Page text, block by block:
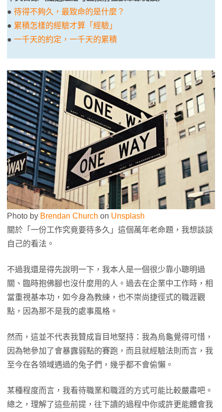
● 待得不夠久，最致命的是什麼？
● 累積怎樣的經驗才算「經驗」
● 一千天的約定，一千天的累積
Photo by Brendan Church on Unsplash
關於「一份工作究竟要待多久」這個萬年老命題，我想談談
自己的看法。
不過我還是得先說明一下，我本人是一個很少靠小聰明過
關、臨時抱佛腳也沒什麼用的人。過去在企業中工作時，相
當重視基本功，如今身為教練，也不崇尚捷徑式的職涯觀
點，因為那不是我的處事風格。
然而，這並不代表我贊成盲目地堅持：我為烏龜覺得可惜，
因為牠參加了會暴露弱點的賽跑，而且就經驗法則而言，我
至今在各領域遇過的兔子們，幾乎都不會偷懶。
某種程度而言，我看待職業和職涯的方式可能比較嚴肅吧。
總之，理解了這些前提，往下讀的過程中你或許更能體會我